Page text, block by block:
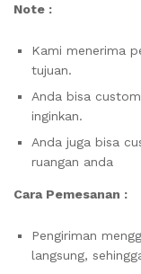
Note :
Kami menerima
tujuan.
Anda bisa
inginkan.
Anda juga bisa
ruangan anda
Cara Pemesanan :
Pengiriman
langsung,